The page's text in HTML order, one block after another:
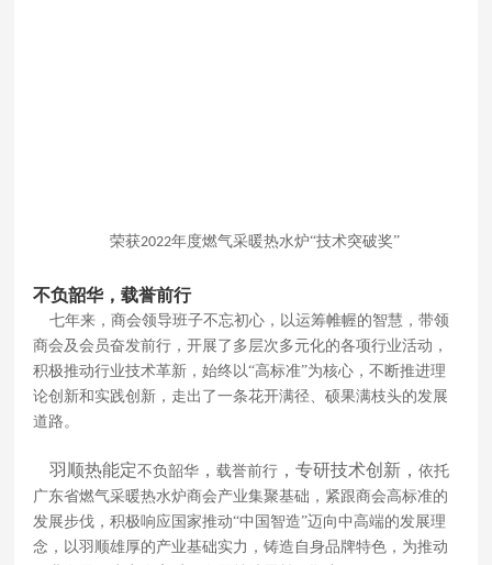
荣获2022年度燃气采暖热水炉“技术突破奖”
不负韶华，载誉前行
七年来，商会领导班子不忘初心，以运筹帷幄的智慧，带领
商会及会员奋发前行，开展了多层次多元化的各项行业活动，
积极推动行业技术革新，始终以“高标准”为核心，不断推进理
论创新和实践创新，走出了一条花开满径、硕果满枝头的发展
道路。
羽顺热能定不负韶华 ，载誉前行 ，专研技术创新，依托
广东省燃气采暖热水炉商会产业集聚基础，紧跟商会高标准的
发展步伐，积极响应国家推动“中国智造”迈向中高端的发展理
念，以羽顺雄厚的产业基础实力，铸造自身品牌特色，为推动